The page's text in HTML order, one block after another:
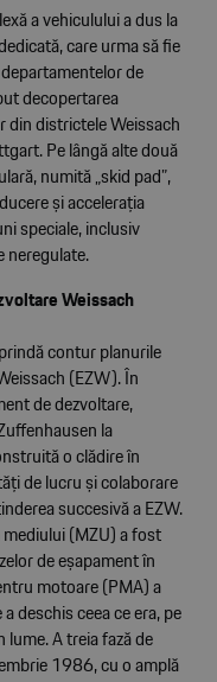
a vehiculului a dus la
care urma să fie
de
decopertarea
districtele Weissach
Pe lângă alte două
numită „skid pad”,
și accelerația
speciale, inclusiv
neregulate.
Weissach
contur planurile
(EZW). În
de dezvoltare,
la
o clădire în
de lucru și colaborare
succesivă a EZW.
(MZU) a fost
de eșapament în
motoare (PMA) a
deschis ceea ce era, pe
A treia fază de
1986, cu o amplă